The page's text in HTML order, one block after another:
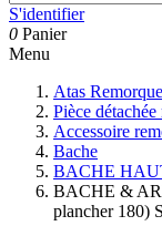
S'identifier
0 Panier
Menu
Atas
Pièce
Accessoire
Bache
BACHE
BACHE &
plancher 180)